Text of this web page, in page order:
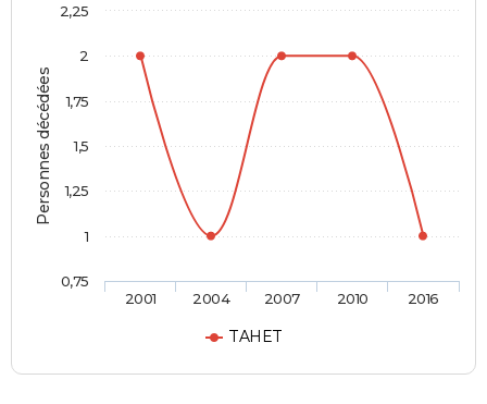
Personnes décédées
TAHET
2001 2004 2007 2010 2016
0,75
1
1,25
1,5
1,75
2
2,25